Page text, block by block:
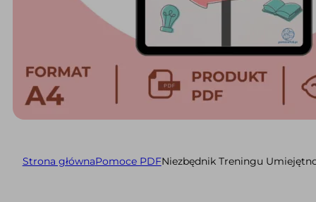
Strona głównaPomoce PDFNiezbędnik Treningu